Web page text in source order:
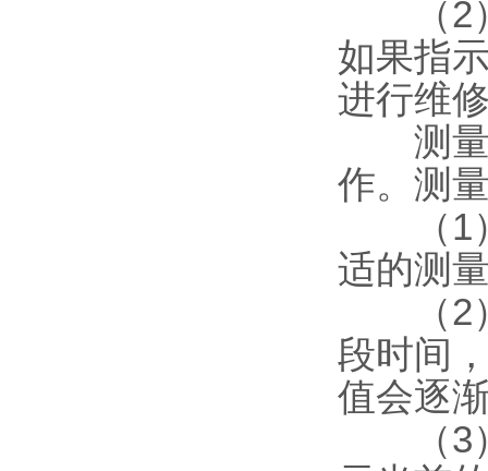
（2）
如果指
进行维
测量
作。测
（1）
适的测
（2）
段时间
值会逐
（3）